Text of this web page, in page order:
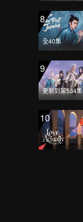
8
全40集
9
更新到第534集
10